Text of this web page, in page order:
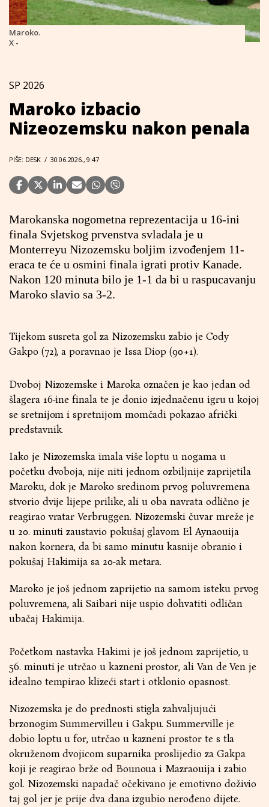
Maroko.
X -
SP 2026
Maroko izbacio
Nizeozemsku nakon penala
PIŠE: DESK / 30.06.2026., 9:47
Marokanska nogometna reprezentacija u 16-ini
finala Svjetskog prvenstva svladala je u
Monterreyu Nizozemsku boljim izvođenjem 11-
eraca te će u osmini finala igrati protiv Kanade.
Nakon 120 minuta bilo je 1-1 da bi u raspucavanju
Maroko slavio sa 3-2.
Tijekom susreta gol za Nizozemsku zabio je Cody
Gakpo (72), a poravnao je Issa Diop (90+1).
Dvoboj Nizozemske i Maroka označen je kao jedan od
šlagera 16-ine finala te je donio izjednačenu igru u kojoj
se sretnijom i spretnijom momčadi pokazao afrički
predstavnik.
Iako je Nizozemska imala više loptu u nogama u
početku dvoboja, nije niti jednom ozbiljnije zaprijetila
Maroku, dok je Maroko sredinom prvog poluvremena
stvorio dvije lijepe prilike, ali u oba navrata odlično je
reagirao vratar Verbruggen. Nizozemski čuvar mreže je
u 20. minuti zaustavio pokušaj glavom El Aynaouija
nakon kornera, da bi samo minutu kasnije obranio i
pokušaj Hakimija sa 20-ak metara.
Maroko je još jednom zaprijetio na samom isteku prvog
poluvremena, ali Saibari nije uspio dohvatiti odličan
ubačaj Hakimija.
Početkom nastavka Hakimi je još jednom zaprijetio, u
56. minuti je utrčao u kazneni prostor, ali Van de Ven je
idealno tempirao klizeći start i otklonio opasnost.
Nizozemska je do prednosti stigla zahvaljujući
brzonogim Summervilleu i Gakpu. Summerville je
dobio loptu u for, utrčao u kazneni prostor te s tla
okruženom dvojicom suparnika proslijedio za Gakpa
koji je reagirao brže od Bounoua i Mazraouija i zabio
gol. Nizozemski napadač očekivano je emotivno doživio
taj gol jer je prije dva dana izgubio nerođeno dijete.